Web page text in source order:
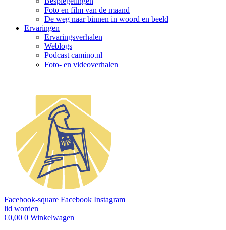
Foto en film van de maand
De weg naar binnen in woord en beeld
Ervaringen
Ervaringsverhalen
Weblogs
Podcast camino.nl
Foto- en videoverhalen
Facebook-square Facebook Instagram
lid worden
€0,00 0 Winkelwagen